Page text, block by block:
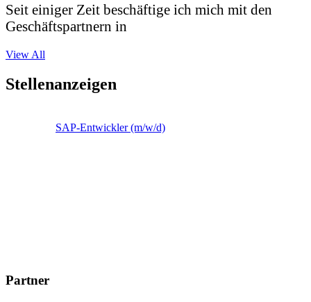
Seit einiger Zeit beschäftige ich mich mit den
Geschäftspartnern in
View All
Stellenanzeigen
SAP-Entwickler (m/w/d)
Partner